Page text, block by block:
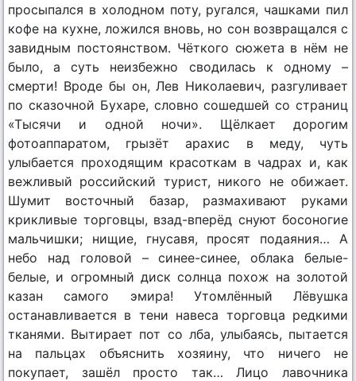
просыпался в холодном поту, ругался, чашками пил
кофе на кухне, ложился вновь, но сон возвращался с
завидным постоянством. Чёткого сюжета в нём не
было, а суть неизбежно сводилась к одному –
смерти! Вроде бы он, Лев Николаевич, разгуливает
по сказочной Бухаре, словно сошедшей со страниц
«Тысячи и одной ночи». Щёлкает дорогим
фотоаппаратом, грызёт арахис в меду, чуть
улыбается проходящим красоткам в чадрах и, как
вежливый российский турист, никого не обижает.
Шумит восточный базар, размахивают руками
крикливые торговцы, взад-вперёд снуют босоногие
мальчишки; нищие, гнусавя, просят подаяния… А
небо над головой – синее-синее, облака белые-
белые, и огромный диск солнца похож на золотой
казан самого эмира! Утомлённый Лёвушка
останавливается в тени навеса торговца редкими
тканями. Вытирает пот со лба, улыбаясь, пытается
на пальцах объяснить хозяину, что ничего не
покупает, зашёл просто так… Лицо лавочника